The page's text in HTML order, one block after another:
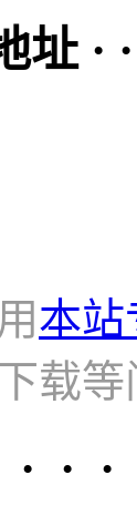
· ·
本站
载等
· ·